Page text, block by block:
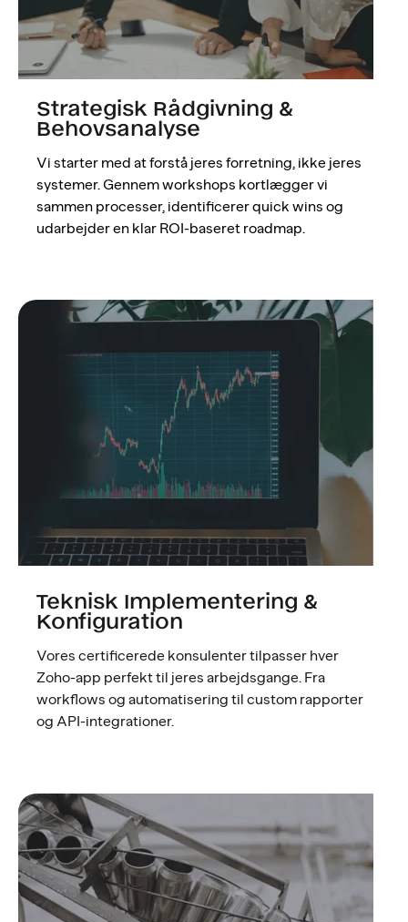
Strategisk Rådgivning &
Behovsanalyse
Vi starter med at forstå jeres forretning, ikke jeres
systemer. Gennem workshops kortlægger vi
sammen processer, identificerer quick wins og
udarbejder en klar ROI-baseret roadmap.
Teknisk Implementering &
Konfiguration
Vores certificerede konsulenter tilpasser hver
Zoho-app perfekt til jeres arbejdsgange. Fra
workflows og automatisering til custom rapporter
og API-integrationer.